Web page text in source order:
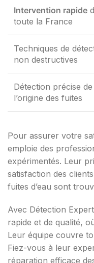
Intervention rapide
toute la France
Techniques de
non destructives
Détection précise de
l’origine des fuites
Pour assurer votre
emploie des
expérimentés. Leur
satisfaction des
fuites d’eau sont
Avec Détection
rapide et de qualité,
Leur équipe couvre
Fiez-vous à leur
réparation efficace